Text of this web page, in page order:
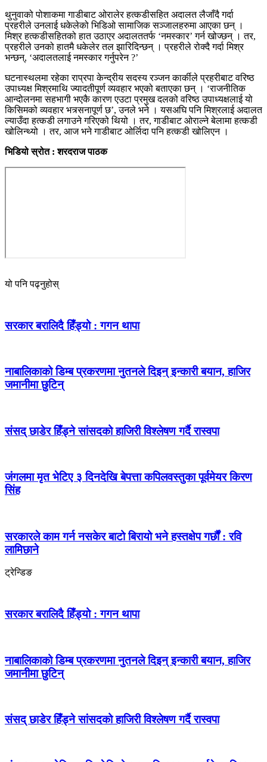
थुनुवाको पोशाकमा गाडीबाट ओरालेर हत्कडीसहित अदालत लैजाँदै गर्दा
प्रहरीले उनलाई धकेलेको भिडिओ सामाजिक सञ्जालहरुमा आएका छन् ।
मिश्र हत्कडीसहितको हात उठाएर अदालततर्फ ‘नमस्कार’ गर्न खोज्छन् । तर,
प्रहरीले उनको हातमै धकेलेर तल झारिदिन्छन् । प्रहरीले रोक्दै गर्दा मिश्र
भन्छन्, ‘अदालतलाई नमस्कार गर्नुपरेन ?’
घटनास्थलमा रहेका राप्रपा केन्द्रीय सदस्य रञ्जन कार्कीले प्रहरीबाट वरिष्ठ
उपाध्यक्ष मिश्रमाथि ज्यादतीपूर्ण व्यवहार भएको बताएका छन् । ‘राजनीतिक
आन्दोलनमा सहभागी भएकै कारण एउटा प्रमुख दलको वरिष्ठ उपाध्यक्षलाई यो
किसिमको व्यवहार भत्र्सनापूर्ण छ’, उनले भने । यसअघि पनि मिश्रलाई अदालत
ल्याउँदा हत्कडी लगाउने गरिएको थियो । तर, गाडीबाट ओराल्ने बेलामा हत्कडी
खोलिन्थ्यो । तर, आज भने गाडीबाट ओर्लिदा पनि हत्कडी खोलिएन ।
भिडियो स्रोत : शरदराज पाठक
यो पनि पढ्नुहोस्
सरकार बरालिदै हिँड्यो : गगन थापा
नाबालिकाको डिम्ब प्रकरणमा नुतनले दिइन् इन्कारी बयान, हाजिर
जमानीमा छुटिन्
संसद् छाडेर हिँड्ने सांसदको हाजिरी विश्लेषण गर्दै रास्वपा
जंगलमा मृत भेटिए ३ दिनदेखि बेपत्ता कपिलवस्तुका पूर्वमेयर किरण
सिंह
सरकारले काम गर्न नसकेर बाटो बिरायो भने हस्तक्षेप गर्छौं : रवि
लामिछाने
ट्रेन्डिङ
सरकार बरालिदै हिँड्यो : गगन थापा
नाबालिकाको डिम्ब प्रकरणमा नुतनले दिइन् इन्कारी बयान, हाजिर
जमानीमा छुटिन्
संसद् छाडेर हिँड्ने सांसदको हाजिरी विश्लेषण गर्दै रास्वपा